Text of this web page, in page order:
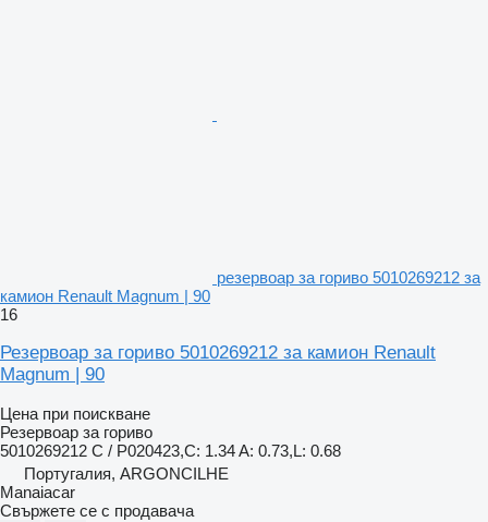
резервоар за гориво 5010269212 за
камион Renault Magnum | 90
16
Резервоар за гориво 5010269212 за камион Renault
Magnum | 90
Цена при поискване
Резервоар за гориво
5010269212 C / P020423,C: 1.34 A: 0.73,L: 0.68
Португалия, ARGONCILHE
Manaiacar
Свържете се с продавача